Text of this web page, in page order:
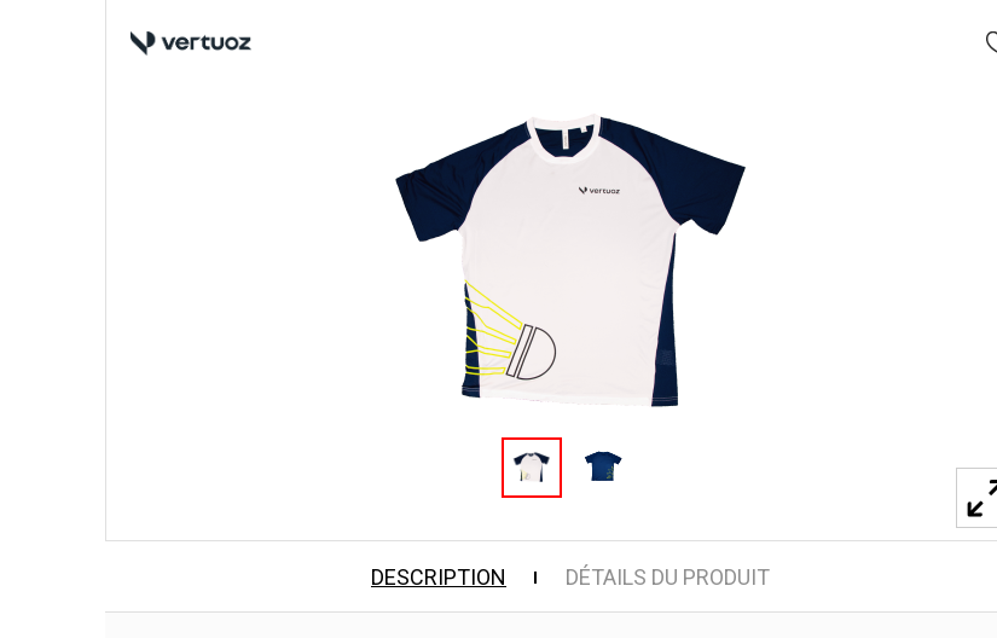
DESCRIPTION DÉTAILS DU PRODUIT